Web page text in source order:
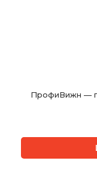
ПрофиВижн —